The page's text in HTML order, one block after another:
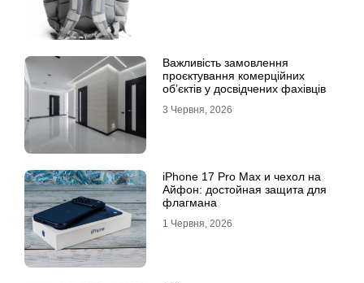
Важливість замовлення
проєктування комерційних
об’єктів у досвідчених фахівців
3 Червня, 2026
iPhone 17 Pro Max и чехол на
Айфон: достойная защита для
флагмана
1 Червня, 2026